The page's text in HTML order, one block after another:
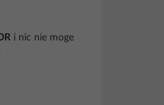
i nic nie moge